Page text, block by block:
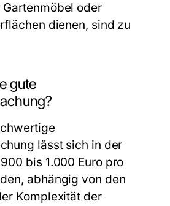
oder
dienen, sind zu
gute
lässt sich in der
bis 1.000 Euro pro
abhängig von den
Komplexität der